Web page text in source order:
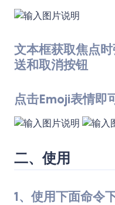
文本框获取焦点
送和取消按钮
点击Emoji表情即
二、使用
1、使用下面命令